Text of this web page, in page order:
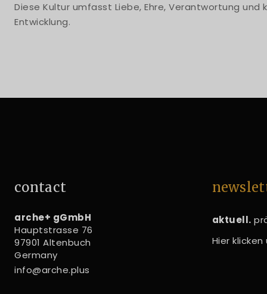
Diese Kultur umfasst Liebe, Ehre, Verantwortung und
Entwicklung.
contact
arche+ gGmbH
Hauptstrasse 76
97901 Altenbuch
Germany
info@arche.plus
aktuell.
Hier